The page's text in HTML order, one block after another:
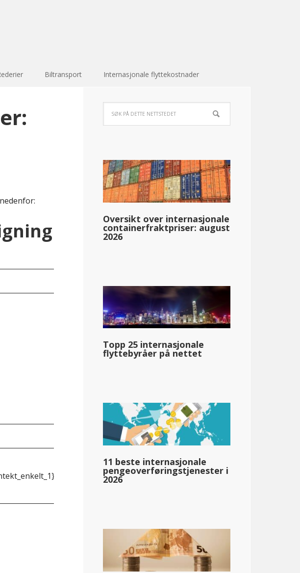
Biltransport Internasjonale flyttekostnader
1.00%: &dollar;0-&dollar;3,300
2.00%: &dollar;3,301-&dollar;5,800
4.00%: &dollar;8,901-&dollar;12,000
&dollar;72 980
Oversikt over internasjonale
containerfraktpriser: august
2026
Topp 25 internasjonale
flyttebyråer på nettet
11 beste internasjonale
pengeoverføringstjenester i
2026